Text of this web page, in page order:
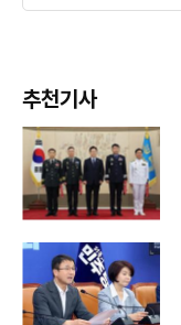
추천기사